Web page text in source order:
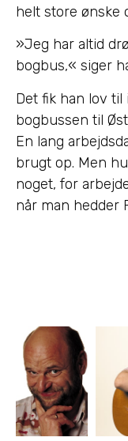
helt store ønske
»Jeg har altid
bogbus,« siger
Det fik han lov til
bogbussen til
En lang
brugt op. Men
noget, for
når man hedder